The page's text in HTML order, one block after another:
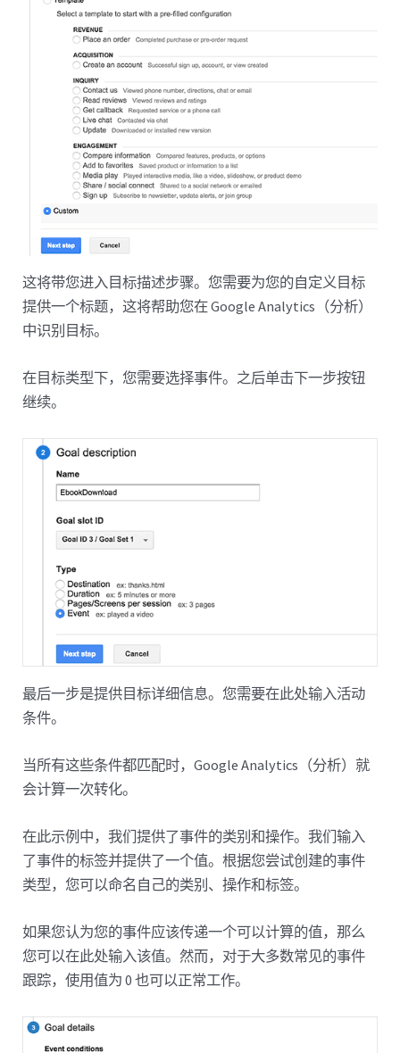
这将带您进入目标描述步骤。您需要为您的自定义目标
提供一个标题，这将帮助您在 Google Analytics（分析）
中识别目标。
在目标类型下，您需要选择事件。之后单击下一步按钮
继续。
最后一步是提供目标详细信息。您需要在此处输入活动
条件。
当所有这些条件都匹配时，Google Analytics（分析）就
会计算一次转化。
在此示例中，我们提供了事件的类别和操作。我们输入
了事件的标签并提供了一个值。根据您尝试创建的事件
类型，您可以命名自己的类别、操作和标签。
如果您认为您的事件应该传递一个可以计算的值，那么
您可以在此处输入该值。然而，对于大多数常见的事件
跟踪，使用值为 0 也可以正常工作。